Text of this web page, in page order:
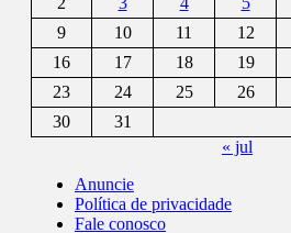
9
10 11 12
16
17 18 19
23
24 25 26
30
31
« jul
Anuncie
Política de privacidade
Fale conosco